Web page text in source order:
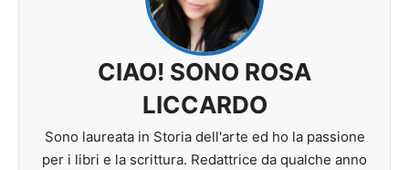
CIAO! SONO ROSA
LICCARDO
Sono laureata in Storia dell'arte ed ho la passione
per i libri e la scrittura. Redattrice da qualche anno